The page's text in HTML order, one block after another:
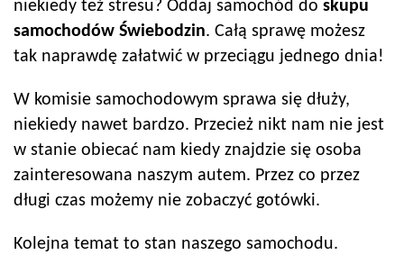
niekiedy też stresu? Oddaj samochód do skupu
samochodów Świebodzin. Całą sprawę możesz
tak naprawdę załatwić w przeciągu jednego dnia!
W komisie samochodowym sprawa się dłuży,
niekiedy nawet bardzo. Przecież nikt nam nie jest
w stanie obiecać nam kiedy znajdzie się osoba
zainteresowana naszym autem. Przez co przez
długi czas możemy nie zobaczyć gotówki.
Kolejna temat to stan naszego samochodu.